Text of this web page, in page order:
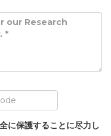
保護することに尽力し